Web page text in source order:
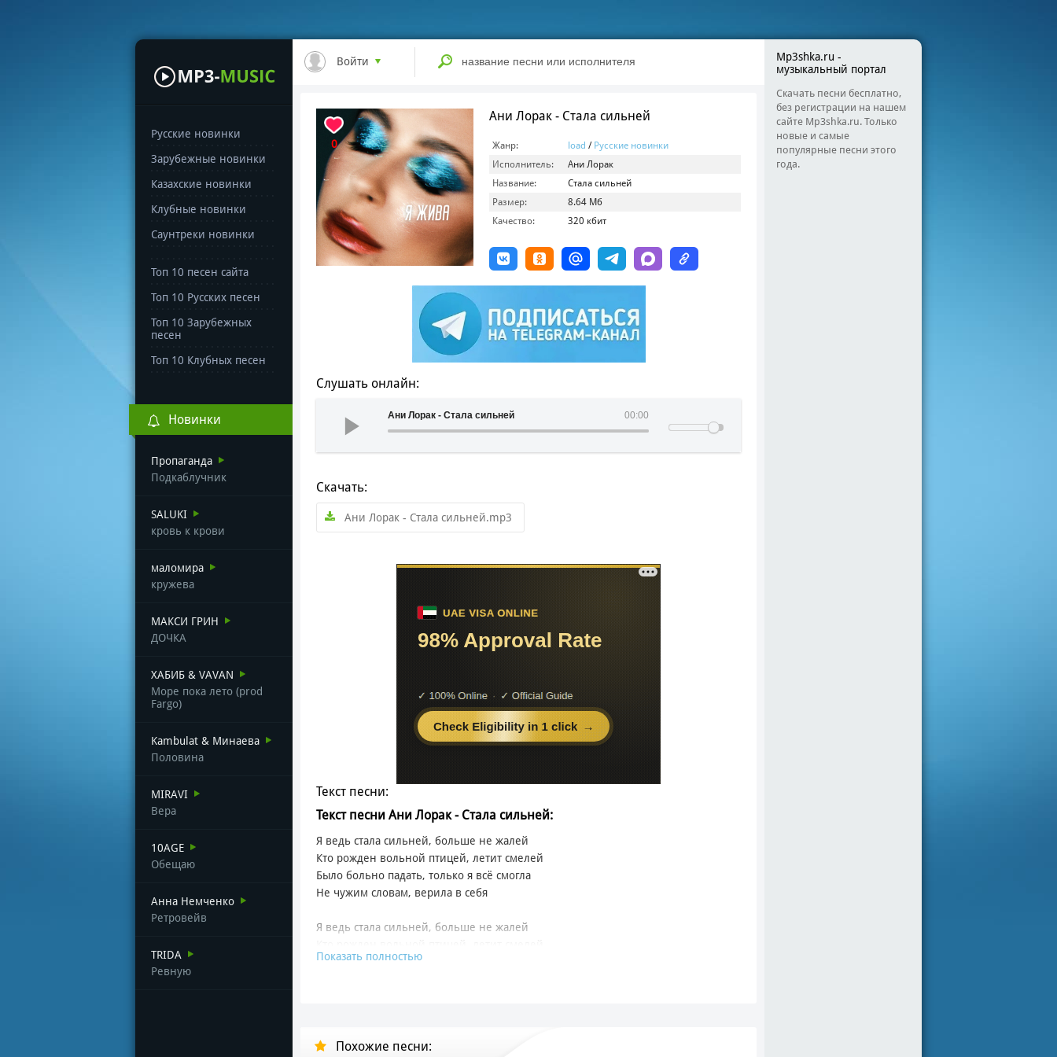
Русские новинки
Зарубежные новинки
Казахские новинки
Клубные новинки
Саунтреки новинки
Топ 10 песен сайта
Топ 10 Русских песен
Топ 10 Зарубежных
песен
Топ 10 Клубных песен
Новинки
Пропаганда
Подкаблучник
SALUKI
кровь к крови
маломира
кружева
МАКСИ ГРИН
ДОЧКА
ХАБИБ & VAVAN
Море пока лето (prod
Fargo)
Kambulat & Минаева
Половина
MIRAVI
Вера
10AGE
Обещаю
Анна Немченко
Ретровейв
TRIDA
Ревную
Войти
0
Ани Лорак - Стала сильней
Жанр: load / Русские новинки
Исполнитель:
Ани Лорак
Название:
Стала сильней
Размер:
8.64 Мб
Качество:
320 кбит
Слушать онлайн:
00:00
Ани Лорак - Стала сильней
Скачать:
Ани Лорак - Стала сильней.mp3
Текст песни:
Текст песни Ани Лорак - Стала сильней:
Я ведь стала сильней, больше не жалей
Кто рожден вольной птицей, летит смелей
Было больно падать, только я всё смогла
Не чужим словам, верила в себя
Я ведь стала сильней, больше не жалей
Было больно падать, только я всё смогла
Тех, кого так боялась она
Показать полностью
Похожие песни:
Mp3shka.ru -
музыкальный портал
Скачать песни бесплатно,
без регистрации на нашем
сайте Mp3shka.ru. Только
новые и самые
популярные песни этого
года.